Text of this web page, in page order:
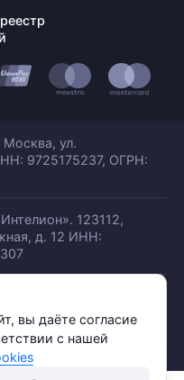
вы даёте согласие
с нашей
ул.
9725175237, ОГРН:
123112,
д. 12 ИНН: